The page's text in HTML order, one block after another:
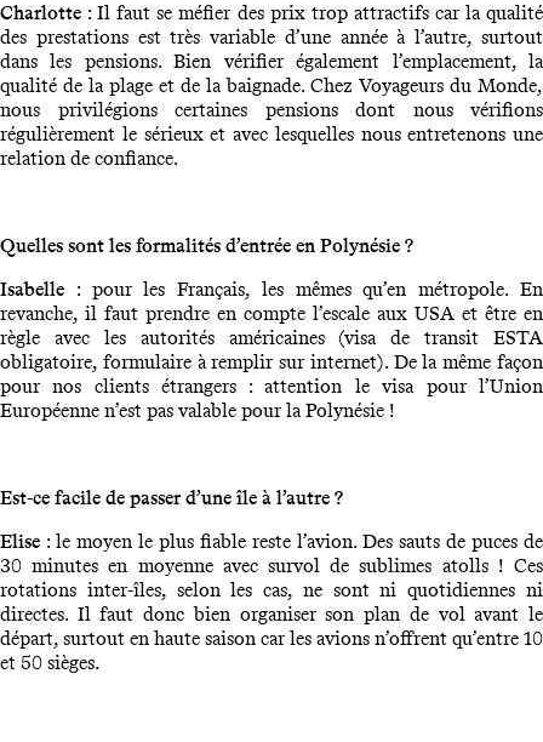
Charlotte : Il faut se méfier des prix trop attractifs car la qualité
des prestations est très variable d’une année à l’autre, surtout
dans les pensions. Bien vérifier également l’emplacement, la
qualité de la plage et de la baignade. Chez Voyageurs du Monde,
nous privilégions certaines pensions dont nous vérifions
régulièrement le sérieux et avec lesquelles nous entretenons une
relation de confiance.
Quelles sont les formalités d’entrée en Polynésie ?
Isabelle : pour les Français, les mêmes qu’en métropole. En
revanche, il faut prendre en compte l’escale aux USA et être en
règle avec les autorités américaines (visa de transit ESTA
obligatoire, formulaire à remplir sur internet). De la même façon
pour nos clients étrangers : attention le visa pour l’Union
Européenne n’est pas valable pour la Polynésie !
Est-ce facile de passer d’une île à l’autre ?
Elise : le moyen le plus fiable reste l’avion. Des sauts de puces de
30 minutes en moyenne avec survol de sublimes atolls ! Ces
rotations inter-îles, selon les cas, ne sont ni quotidiennes ni
directes. Il faut donc bien organiser son plan de vol avant le
départ, surtout en haute saison car les avions n’offrent qu’entre 10
et 50 sièges.